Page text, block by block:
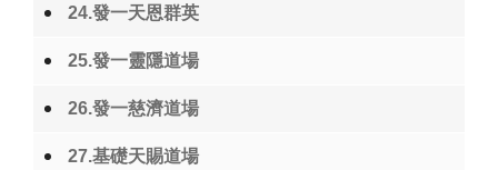
24.發一天恩群英
25.發一靈隱道場
26.發一慈濟道場
27.基礎天賜道場